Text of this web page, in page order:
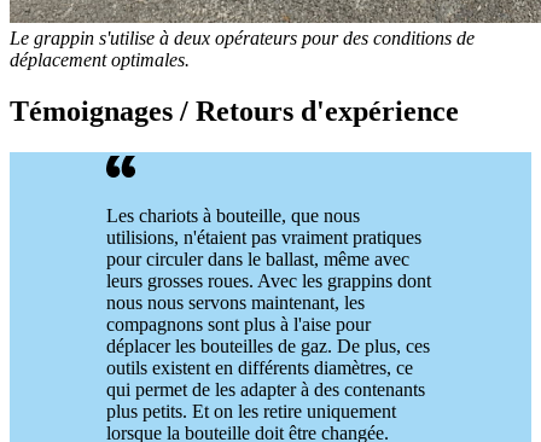
Le grappin s'utilise à deux opérateurs pour des conditions de
déplacement optimales.
Témoignages / Retours d'expérience
Les chariots à bouteille, que nous
utilisions, n'étaient pas vraiment pratiques
pour circuler dans le ballast, même avec
leurs grosses roues. Avec les grappins dont
nous nous servons maintenant, les
compagnons sont plus à l'aise pour
déplacer les bouteilles de gaz. De plus, ces
outils existent en différents diamètres, ce
qui permet de les adapter à des contenants
plus petits. Et on les retire uniquement
lorsque la bouteille doit être changée.